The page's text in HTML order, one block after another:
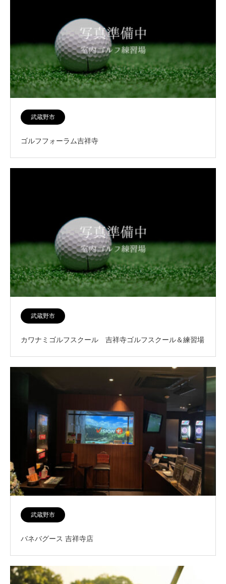
武蔵野市
ゴルフフォーラム吉祥寺
武蔵野市
カワナミゴルフスクール 吉祥寺ゴルフスクール＆練習場
武蔵野市
バネバグース 吉祥寺店